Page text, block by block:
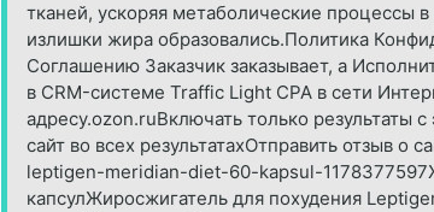
тканей, ускоряя метаболические процессы
излишки жира образовались.Политика
Соглашению Заказчик заказывает, а
в CRM-системе Traffic Light CPA в сети
адресу.ozon.ruВключать только результаты
сайт во всех результатахОтправить отзыв
leptigen-meridian-diet-60-kapsul-
капсулЖиросжигатель для похудения